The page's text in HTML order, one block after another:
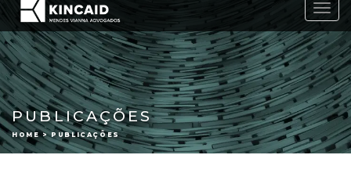
PUBLICAÇÕES
HOME > PUBLICAÇÕES